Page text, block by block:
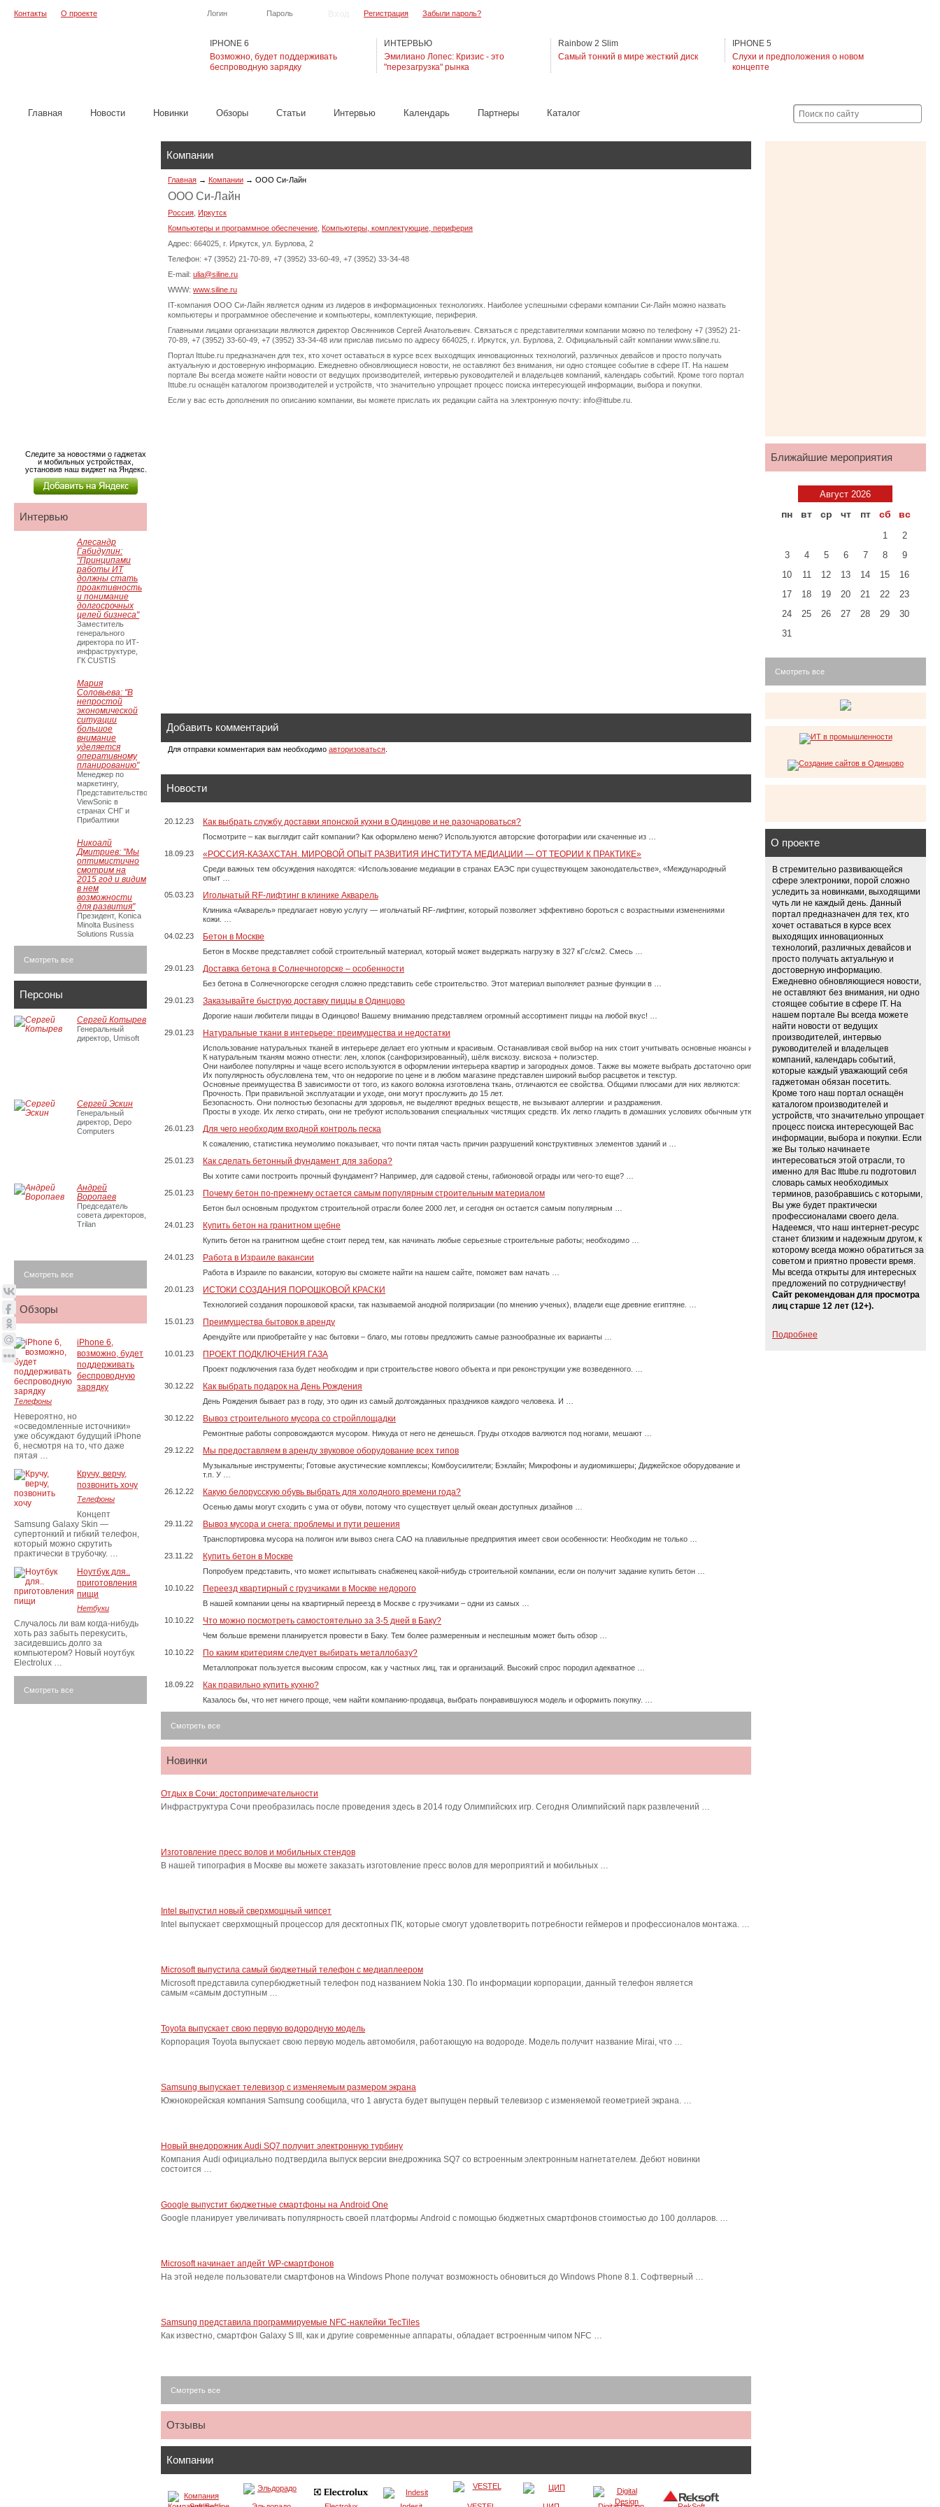
IPHONE 6
Возможно, будет поддерживать
беспроводную зарядку
ИНТЕРВЬЮ
Эмилиано Лопес: Кризис - это
"перезагрузка" рынка
Rainbow 2 Slim
Самый тонкий в мире жесткий диск
IPHONE 5
Слухи и предположения о новом
концепте
Поиск по сайту
Логин Пароль
Контакты О проекте
Главная Новости Новинки Обзоры Cтатьи Интервью Календарь Партнеры Каталог
Регистрация Забыли пароль?
Компании
Главная → Компании → ООО Си-Лайн
ООО Си-Лайн
Россия Иркутск
Компьютеры и программное обеспечение Компьютеры, комплектующие, периферия
Адрес: 664025, г. Иркутск, ул. Бурлова, 2
Телефон: +7 (3952) 21-70-89, +7 (3952) 33-60-49, +7 (3952) 33-34-48
E-mail: ulia@siline.ru
WWW: www.siline.ru
IT-компания ООО Си-Лайн является одним из лидеров в информационных технологиях. Наиболее успешными сферами компании Си-Лайн можно назвать
компьютеры и программное обеспечение и компьютеры, комплектующие, периферия.
Главными лицами организации являются директор Овсянников Сергей Анатольевич. Связаться с представителями компании можно по телефону +7 (3952) 21-
70-89, +7 (3952) 33-60-49, +7 (3952) 33-34-48 или прислав письмо по адресу 664025, г. Иркутск, ул. Бурлова, 2. Официальный сайт компании www.siline.ru.
Портал Ittube.ru предназначен для тех, кто хочет оставаться в курсе всех выходящих инновационных технологий, различных девайсов и просто получать
актуальную и достоверную информацию. Ежедневно обновляющиеся новости, не оставляют без внимания, ни одно стоящее событие в сфере IT. На нашем
портале Вы всегда можете найти новости от ведущих производителей, интервью руководителей и владельцев компаний, календарь событий. Кроме того портал
Ittube.ru оснащён каталогом производителей и устройств, что значительно упрощает процесс поиска интересующей информации, выбора и покупки.
Если у вас есть дополнения по описанию компании, вы можете прислать их редакции сайта на электронную почту: info@ittube.ru.
Добавить комментарий
Для отправки комментария вам необходимо авторизоваться
Новости
20.12.23 Как выбрать службу доставки японской кухни в Одинцове и не разочароваться?
Посмотрите – как выглядит сайт компании? Как оформлено меню? Используются авторские фотографии или скаченные из …
18.09.23
«РОССИЯ-КАЗАХСТАН. МИРОВОЙ ОПЫТ РАЗВИТИЯ ИНСТИТУТА МЕДИАЦИИ — ОТ ТЕОРИИ К ПРАКТИКЕ»
Среди важных тем обсуждения находятся: «Использование медиации в странах ЕАЭС при существующем законодательстве», «Международный
опыт …
05.03.23
Игольчатый RF-лифтинг в клинике Акварель
Клиника «Акварель» предлагает новую услугу — игольчатый RF-лифтинг, который позволяет эффективно бороться с возрастными изменениями
кожи. …
04.02.23
Бетон в Москве
Бетон в Москве представляет собой строительный материал, который может выдержать нагрузку в 327 кГс/см2. Смесь …
29.01.23
Доставка бетона в Солнечногорске – особенности
Без бетона в Солнечногорске сегодня сложно представить себе строительство. Этот материал выполняет разные функции в …
29.01.23
Заказывайте быструю доставку пиццы в Одинцово
Дорогие наши любители пиццы в Одинцово! Вашему вниманию представляем огромный ассортимент пиццы на любой вкус! …
29.01.23
Натуральные ткани в интерьере: преимущества и недостатки
Использование натуральных тканей в интерьере делает его уютным и красивым. Останавливая свой выбор на них стоит учитывать основные нюансы их использования, иначе по истечению времени
К натуральным тканям можно отнести: лен, хлопок (санфоризированный), шёлк вискозу. вискоза + полиэстер.
Они наиболее популярны и чаще всего используются в оформлении интерьера квартир и загородных домов. Также вы можете выбрать достаточно оригинальные ткани, изготовленные из крапивы,
Их популярность обусловлена тем, что он недорогие по цене и в любом магазине представлен широкий выбор расцветок и текстур.
Основные преимущества В зависимости от того, из какого волокна изготовлена ткань, отличаются ее свойства. Общими плюсами для них являются:
Прочность. При правильной эксплуатации и уходе, они могут прослужить до 15 лет.
Безопасность. Они полностью безопасны для здоровья, не выделяют вредных веществ, не вызывают аллергии и раздражения.
Просты в уходе. Их легко стирать, они не требуют использования специальных чистящих средств. Их легко гладить в домашних условиях обычным утюгом. …
26.01.23
Для чего необходим входной контроль песка
К сожалению, статистика неумолимо показывает, что почти пятая часть причин разрушений конструктивных элементов зданий и …
25.01.23
Как сделать бетонный фундамент для забора?
Вы хотите сами построить прочный фундамент? Например, для садовой стены, габионовой ограды или чего-то еще? …
25.01.23
Почему бетон по-прежнему остается самым популярным строительным материалом
Бетон был основным продуктом строительной отрасли более 2000 лет, и сегодня он остается самым популярным …
24.01.23
Купить бетон на гранитном щебне
Купить бетон на гранитном щебне стоит перед тем, как начинать любые серьезные строительные работы; необходимо …
24.01.23
Работа в Израиле вакансии
Работа в Израиле по вакансии, которую вы сможете найти на нашем сайте, поможет вам начать …
20.01.23
ИСТОКИ СОЗДАНИЯ ПОРОШКОВОЙ КРАСКИ
Технологией создания порошковой краски, так называемой анодной поляризации (по мнению ученых), владели еще древние египтяне. …
15.01.23
Преимущества бытовок в аренду
Арендуйте или приобретайте у нас бытовки – благо, мы готовы предложить самые разнообразные их варианты …
10.01.23
ПРОЕКТ ПОДКЛЮЧЕНИЯ ГАЗА
Проект подключения газа будет необходим и при строительстве нового объекта и при реконструкции уже возведенного. …
30.12.22
Как выбрать подарок на День Рождения
День Рождения бывает раз в году, это один из самый долгожданных праздников каждого человека. И …
30.12.22
Вывоз строительного мусора со стройплощадки
Ремонтные работы сопровождаются мусором. Никуда от него не денешься. Груды отходов валяются под ногами, мешают …
29.12.22
Мы предоставляем в аренду звуковое оборудование всех типов
Музыкальные инструменты; Готовые акустические комплексы; Комбоусилители; Бэклайн; Микрофоны и аудиомикшеры; Диджейское оборудование и
т.п. У …
26.12.22
Какую белорусскую обувь выбрать для холодного времени года?
Осенью дамы могут сходить с ума от обуви, потому что существует целый океан доступных дизайнов …
29.11.22
Вывоз мусора и снега: проблемы и пути решения
Транспортировка мусора на полигон или вывоз снега САО на плавильные предприятия имеет свои особенности: Необходим не только …
23.11.22
Купить бетон в Москве
Попробуем представить, что может испытывать снабженец какой-нибудь строительной компании, если он получит задание купить бетон …
10.10.22
Переезд квартирный с грузчиками в Москве недорого
В нашей компании цены на квартирный переезд в Москве с грузчиками – одни из самых …
10.10.22
Что можно посмотреть самостоятельно за 3-5 дней в Баку?
Чем больше времени планируется провести в Баку. Тем более размеренным и неспешным может быть обзор …
10.10.22
По каким критериям следует выбирать металлобазу?
Металлопрокат пользуется высоким спросом, как у частных лиц, так и организаций. Высокий спрос породил адекватное …
18.09.22
Как правильно купить кухню?
Казалось бы, что нет ничего проще, чем найти компанию-продавца, выбрать понравившуюся модель и оформить покупку. …
Смотреть все
Новинки
Отдых в Сочи: достопримечательности
Инфраструктура Сочи преобразилась после проведения здесь в 2014 году Олимпийских игр. Сегодня Олимпийский парк развлечений …
Изготовление пресс волов и мобильных стендов
В нашей типография в Москве вы можете заказать изготовление пресс волов для мероприятий и мобильных …
Intel выпустил новый сверхмощный чипсет
Intel выпускает сверхмощный процессор для десктопных ПК, которые смогут удовлетворить потребности геймеров и профессионалов монтажа. …
Microsoft выпустила самый бюджетный телефон с медиаплеером
Microsoft представила супербюджетный телефон под названием Nokia 130. По информации корпорации, данный телефон является
самым «самым доступным …
Toyota выпускает свою первую водородную модель
Корпорация Toyota выпускает свою первую модель автомобиля, работающую на водороде. Модель получит название Mirai, что …
Samsung выпускает телевизор с изменяемым размером экрана
Южнокорейская компания Samsung сообщила, что 1 августа будет выпущен первый телевизор с изменяемой геометрией экрана. …
Новый внедорожник Audi SQ7 получит электронную турбину
Компания Audi официально подтвердила выпуск версии внедрожника SQ7 со встроенным электронным нагнетателем. Дебют новинки
состоится …
Google выпустит бюджетные смартфоны на Android One
Google планирует увеличивать популярность своей платформы Android с помощью бюджетных смартфонов стоимостью до 100 долларов. …
Microsoft начинает апдейт WP-смартфонов
На этой неделе пользователи смартфонов на Windows Phone получат возможность обновиться до Windows Phone 8.1. Софтверный …
Samsung представила программируемые NFC-наклейки TecTiles
Как известно, смартфон Galaxy S III, как и другие современные аппараты, обладает встроенным чипом NFC …
Смотреть все
Отзывы
Компании
Следите за новостями о гаджетах
и мобильных устройствах,
установив наш виджет на Яндекс.
Интервью
Алесандр
Габидулин:
"Принципами
работы ИТ
должны стать
проактивность
и понимание
долгосрочных
целей бизнеса"
Заместитель
генерального
директора по ИТ-
инфраструктуре,
ГК CUSTIS
Мария
Соловьева: "В
непростой
экономической
ситуации
большое
внимание
уделяется
оперативному
планированию"
Менеджер по
маркетингу,
Представительство
ViewSonic в
странах СНГ и
Прибалтики
Никоалй
Дмитриев: "Мы
оптимистично
смотрим на
2015 год и видим
в нем
возможности
для развития"
Президент, Konica
Minolta Business
Solutions Russia
Смотреть все
Персоны
Сергей Котырев
Генеральный
директор, Umisoft
Сергей Эскин
Генеральный
директор, Depo
Computers
Андрей
Воропаев
Председатель
совета директоров,
Trilan
Смотреть все
Обзоры
iPhone 6,
возможно, будет
поддерживать
беспроводную
зарядку
Телефоны
Невероятно, но
«осведомленные источники»
уже обсуждают будущий iPhone
6, несмотря на то, что даже
пятая …
Кручу, верчу,
позвонить хочу
Телефоны
Концепт
Samsung Galaxy Skin —
супертонкий и гибкий телефон,
который можно скрутить
практически в трубочку. …
Ноутбук для..
приготовления
пищи
Нетбуки
Случалось ли вам когда-нибудь
хоть раз забыть перекусить,
засидевшись долго за
компьютером? Новый ноутбук
Electrolux …
Смотреть все
Ближайшие мероприятия
Август 2026
пн вт ср чт пт сб вс
1
2
3
4 5 6 7 8
9
10
11 12 13 14 15
16
17
18 19 20 21 22
23
24
25 26 27 28 29
30
31
Смотреть все
О проекте
В стремительно развивающейся
сфере электроники, порой сложно
уследить за новинками, выходящими
чуть ли не каждый день. Данный
портал предназначен для тех, кто
хочет оставаться в курсе всех
выходящих инновационных
технологий, различных девайсов и
просто получать актуальную и
достоверную информацию.
Ежедневно обновляющиеся новости,
не оставляют без внимания, ни одно
стоящее событие в сфере IT. На
нашем портале Вы всегда можете
найти новости от ведущих
производителей, интервью
руководителей и владельцев
компаний, календарь событий,
которые каждый уважающий себя
гаджетоман обязан посетить.
Кроме того наш портал оснащён
каталогом производителей и
устройств, что значительно упрощает
процесс поиска интересующей Вас
информации, выбора и покупки. Если
же Вы только начинаете
интересоваться этой отрасли, то
именно для Вас Ittube.ru подготовил
словарь самых необходимых
терминов, разобравшись с которыми,
Вы уже будет практически
профессионалами своего дела.
Надеемся, что наш интернет-ресурс
станет близким и надежным другом, к
которому всегда можно обратиться за
советом и приятно провести время.
Мы всегда открыты для интересных
предложений по сотрудничеству!
Сайт рекомендован для просмотра
лиц старше 12 лет (12+).
Подробнее